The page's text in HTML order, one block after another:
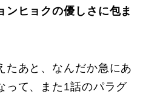
ンヒョクの優しさに包ま
たあと、なんだか急にあ
って、また1話のパラグ